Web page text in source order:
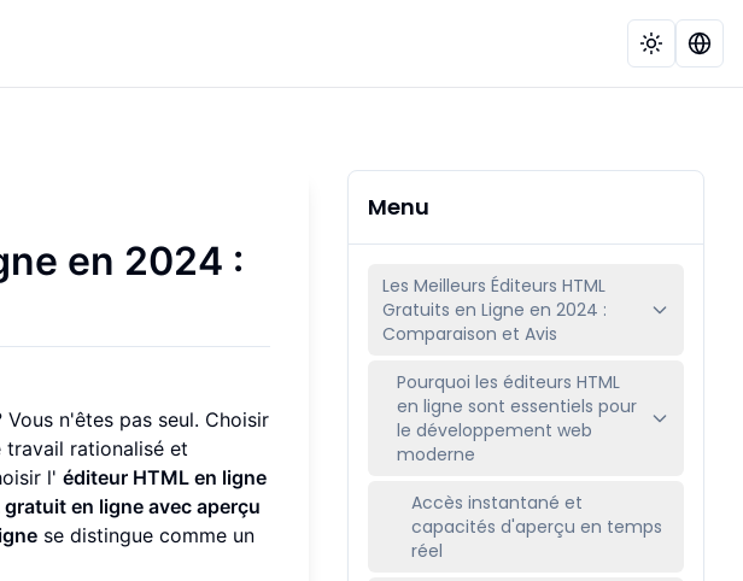
en 2024 :
n'êtes pas seul. Choisir
rationalisé et
l' éditeur HTML en ligne
en ligne avec aperçu
se distingue comme un
Menu
Les Meilleurs Éditeurs HTML
Gratuits en Ligne en 2024 :
Comparaison et Avis
Pourquoi les éditeurs HTML
en ligne sont essentiels pour
le développement web
moderne
Accès instantané et
capacités d'aperçu en temps
réel